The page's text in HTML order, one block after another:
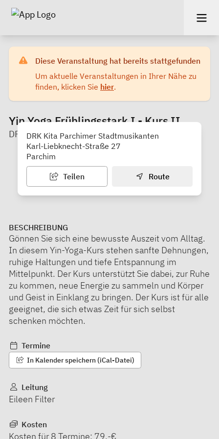
Diese Veranstaltung hat bereits stattgefunden
Um aktuelle Veranstaltungen in Ihrer Nähe zu
finden, klicken Sie hier.
Yin Yoga Frühlingsstark I - Kurs II
DRK Kreisverband Parchim e.V.
DRK Kita Parchimer Stadtmusikanten
Karl-Liebknecht-Straße 27
Parchim
Teilen Route
BESCHREIBUNG
Gönnen Sie sich eine bewusste Auszeit vom Alltag.
In diesem Yin-Yoga-Kurs stehen sanfte Dehnungen,
ruhige Haltungen und tiefe Entspannung im
Mittelpunkt. Der Kurs unterstützt Sie dabei, zur Ruhe
zu kommen, neue Energie zu sammeln und Körper
und Geist in Einklang zu bringen. Der Kurs ist für alle
geeignet, die sich etwas Zeit für sich selbst
schenken möchten.
Termine
In Kalender speichern (iCal-Datei)
Leitung
Eileen Filter
Kosten
Kosten für 8 Termine: 79,-€